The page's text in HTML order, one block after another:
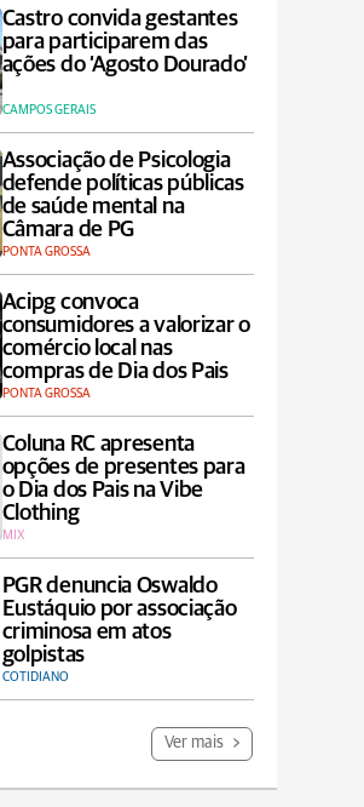
Castro convida gestantes
para participarem das
ações do ‘Agosto Dourado’
CAMPOS GERAIS
Associação de Psicologia
defende políticas públicas
de saúde mental na
Câmara de PG
PONTA GROSSA
Acipg convoca
consumidores a valorizar o
comércio local nas
compras de Dia dos Pais
PONTA GROSSA
Coluna RC apresenta
opções de presentes para
o Dia dos Pais na Vibe
Clothing
MIX
PGR denuncia Oswaldo
Eustáquio por associação
criminosa em atos
golpistas
COTIDIANO
Ver mais